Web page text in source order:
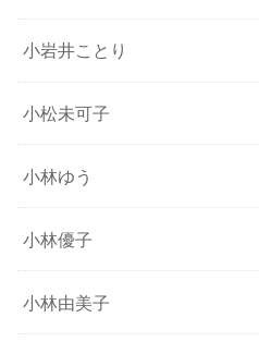
小岩井ことり
小松未可子
小林ゆう
小林優子
小林由美子